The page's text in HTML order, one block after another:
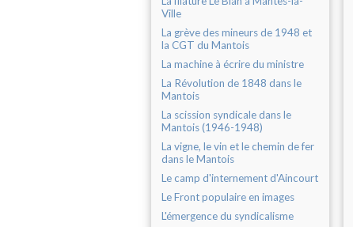
Ville
La grève des mineurs de 1948 et
la CGT du Mantois
La machine à écrire du ministre
La Révolution de 1848 dans le
Mantois
La scission syndicale dans le
Mantois (1946-1948)
La vigne, le vin et le chemin de fer
dans le Mantois
Le camp d'internement d'Aincourt
Le Front populaire en images
L'émergence du syndicalisme